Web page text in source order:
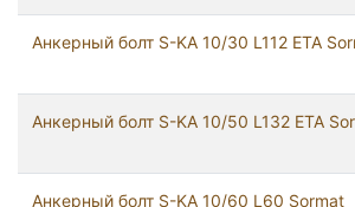
Анкерный болт S-KA 10/30 L112 ETA
Анкерный болт S-KA 10/50 L132 ETA
Анкерный болт S-KA 10/60 L60 Sormat